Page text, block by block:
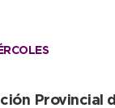
Provincial